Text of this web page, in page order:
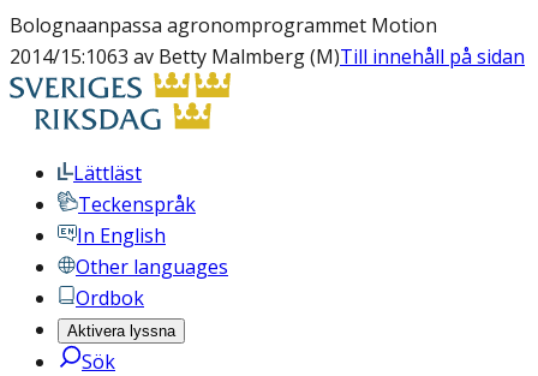
Bolognaanpassa agronomprogrammet Motion
2014/15:1063 av Betty Malmberg (M)Till innehåll på sidan
Lättläst
Teckenspråk
In English
Other languages
Ordbok
Aktivera lyssna
Sök